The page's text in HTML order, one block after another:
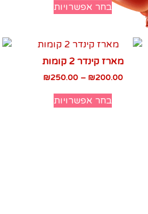
בחר אפשרויות
מארז קינדר 2 קומות
₪200.00
–
₪250.00
בחר אפשרויות